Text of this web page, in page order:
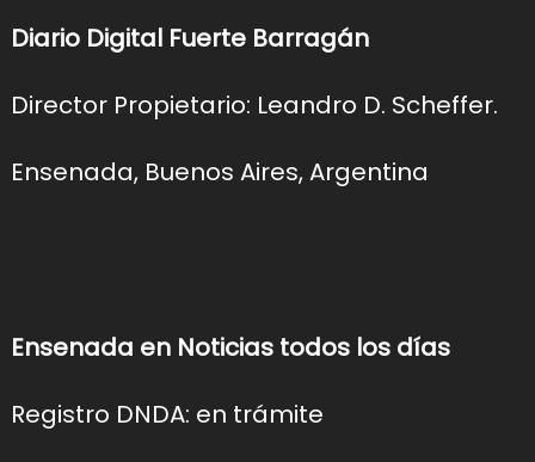
Diario Digital Fuerte Barragán
Director Propietario: Leandro D. Scheffer.
Ensenada, Buenos Aires, Argentina
Ensenada en Noticias todos los días
Registro DNDA: en trámite